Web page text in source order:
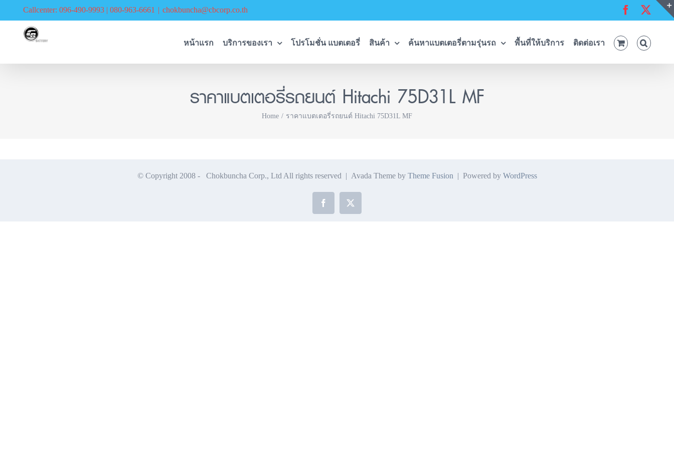
Callcenter: 096-490-9993 | 080-963-6661 | chokbuncha@cbcorp.co.th Facebook
หน้าแรก บริการของเรา โปรโมชั่น แบตเตอรี่ สินค้า ค้นหาแบตเตอรี่ตามรุ่นรถ พื้นที่ให้บริการ ติดต่อเรา
ราคาแบตเตอรี่รถยนต์ Hitachi 75D31L MF
Home ราคาแบตเตอรี่รถยนต์ Hitachi 75D31L MF
© Copyright 2008 - Chokbuncha Corp., Ltd All rights reserved | Avada Theme by Theme Fusion | Powered by WordPress
Facebook
X